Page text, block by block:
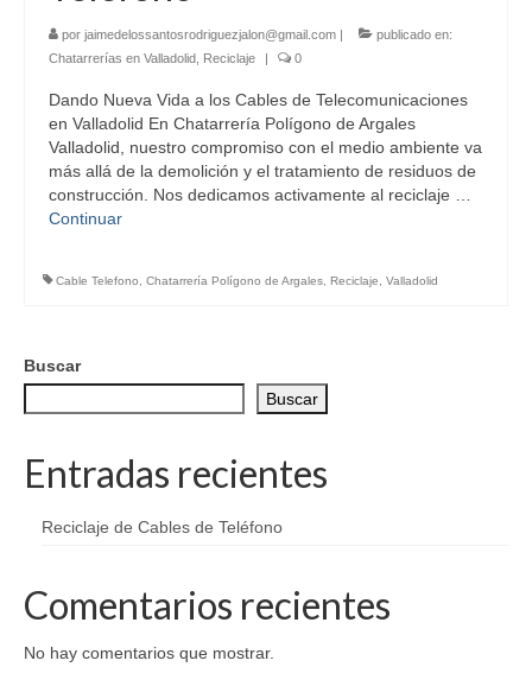
por jaimedelossantosrodriguezjalon@gmail.com |
publicado en:
Chatarrerías en Valladolid Reciclaje | 0
Dando Nueva Vida a los Cables de Telecomunicaciones
en Valladolid En Chatarrería Polígono de Argales
Valladolid, nuestro compromiso con el medio ambiente va
más allá de la demolición y el tratamiento de residuos de
construcción. Nos dedicamos activamente al reciclaje …
Continuar
Cable Telefono Chatarrería Polígono de Argales Reciclaje Valladolid
Buscar
Buscar
Entradas recientes
Reciclaje de Cables de Teléfono
Comentarios recientes
No hay comentarios que mostrar.